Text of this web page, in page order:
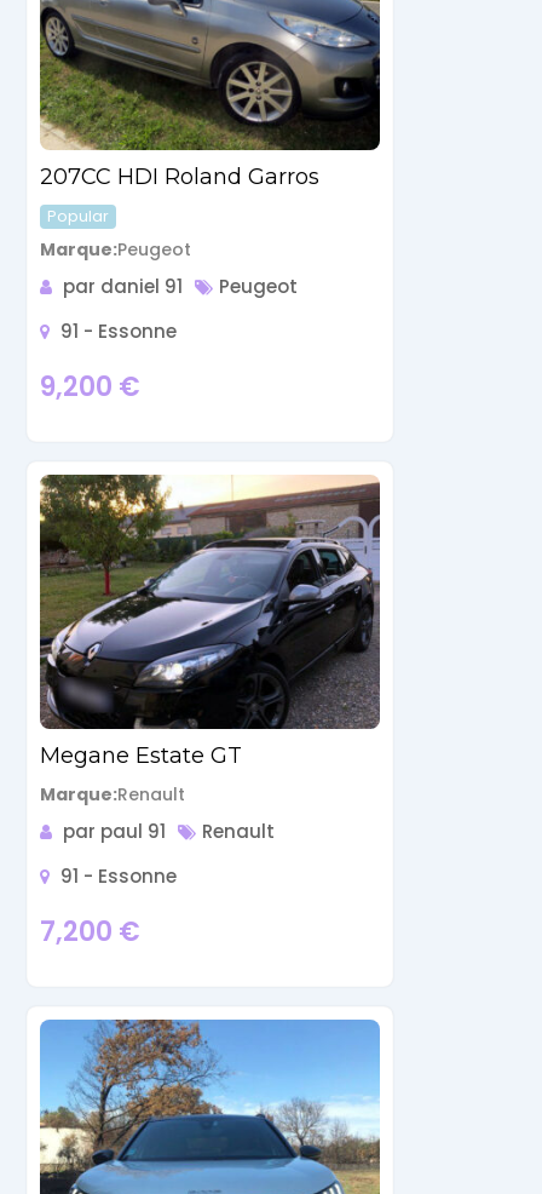
207CC HDI Roland Garros
Popular
Marque Peugeot
par daniel 91
Peugeot
91 - Essonne
9,200 €
Megane Estate GT
Marque Renault
par paul 91
Renault
91 - Essonne
7,200 €